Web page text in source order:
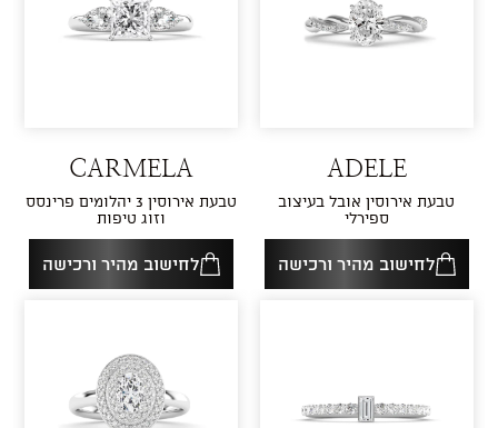
ADELE
טבעת אירוסין אובל בעיצוב
ספירלי
לחישוב מהיר ורכישה
CARMELA
טבעת אירוסין 3 יהלומים פרינסס
וזוג טיפות
לחישוב מהיר ורכישה